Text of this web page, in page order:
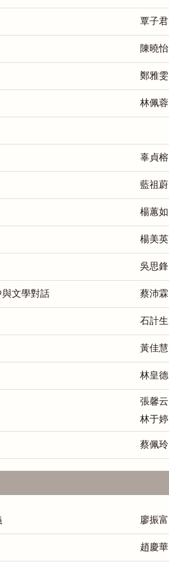
覃子君
陳曉怡
鄭雅雯
林佩蓉
辜貞榕
藍祖蔚
楊蕙如
楊美英
吳思鋒
文學對話 蔡沛霖
石計生
黃佳慧
林皇德
張馨
林于婷
蔡佩玲
廖振富
趙慶華